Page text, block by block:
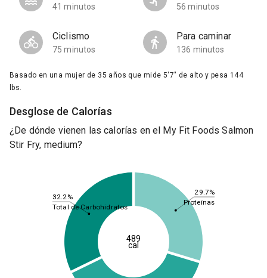
41 minutos 56 minutos
Ciclismo
75 minutos
Para caminar
136 minutos
Basado en una mujer de 35 años que mide 5'7" de alto y pesa 144
lbs.
Desglose de Calorías
¿De dónde vienen las calorías en el My Fit Foods Salmon
Stir Fry, medium?
29.7%
32.2%
Proteínas
Total de Carbohidratos
489
cal